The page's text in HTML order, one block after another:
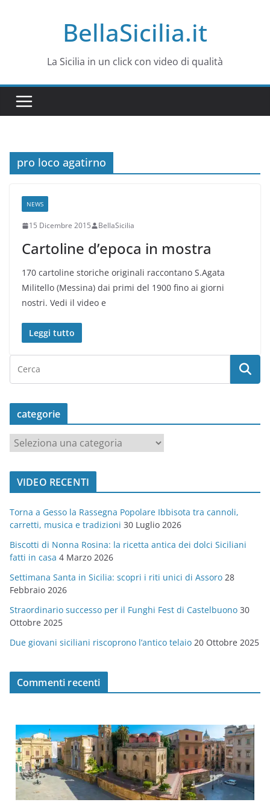
BellaSicilia.it
La Sicilia in un click con video di qualità
pro loco agatirno
NEWS
15 Dicembre 2015 BellaSicilia
Cartoline d’epoca in mostra
170 cartoline storiche originali raccontano S.Agata
Militello (Messina) dai primi del 1900 fino ai giorni
nostri. Vedi il video e
Leggi tutto
categorie
a
t
o
r
i
e
VIDEO RECENTI
Torna a Gesso la Rassegna Popolare Ibbisota tra cannoli,
carretti, musica e tradizioni 30 Luglio 2026
Biscotti di Nonna Rosina: la ricetta antica dei dolci Siciliani
fatti in casa 4 Marzo 2026
Settimana Santa in Sicilia: scopri i riti unici di Assoro 28
Febbraio 2026
Straordinario successo per il Funghi Fest di Castelbuono 30
Ottobre 2025
Due giovani siciliani riscoprono l’antico telaio 20 Ottobre 2025
Commenti recenti